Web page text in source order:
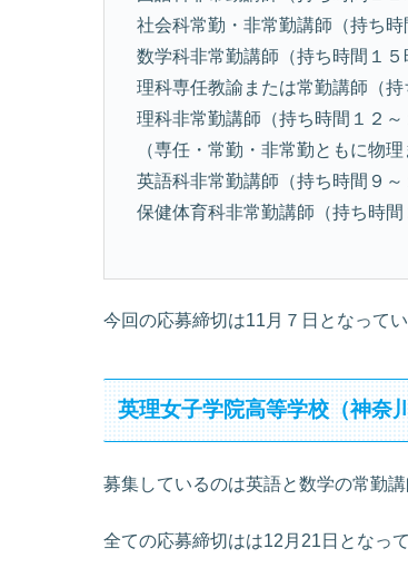
社会科常勤・非常勤講師（持ち
数学科非常勤講師（持ち時間１５
理科専任教諭または常勤講師（
理科非常勤講師（持ち時間１２
（専任・常勤・非常勤ともに物理
英語科非常勤講師（持ち時間９
保健体育科非常勤講師（持ち時
今回の応募締切は11月７日となってい
英理女子学院高等学校（神奈
募集しているのは英語と数学の常勤
全ての応募締切はは12月21日となって